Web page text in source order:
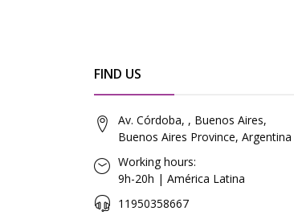
FIND US
Av. Córdoba, , Buenos Aires,
Buenos Aires Province, Argentina
Working hours:
9h-20h | América Latina
11950358667